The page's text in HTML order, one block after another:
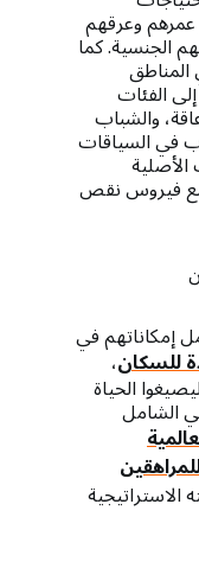
عمرهم وعرقهم
الجنسية. كما
المناطق
الفئات
والشباب
في السياقات
مع فيروس نقص
إمكاناتهم في
للسكان،
الحياة
الشامل